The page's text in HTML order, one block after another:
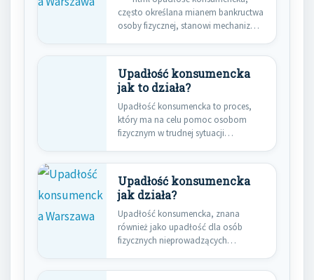
często określana mianem bankructwa
osoby fizycznej, stanowi mechanizm
Upadłość konsumencka
jak to działa?
Upadłość konsumencka to proces,
który ma na celu pomoc osobom
fizycznym w trudnej sytuacji
Upadłość konsumencka
jak działa?
Upadłość konsumencka, znana
również jako upadłość dla osób
fizycznych nieprowadzących